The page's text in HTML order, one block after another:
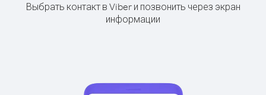
Выбрать контакт в Viber и позвонить через экран
информации